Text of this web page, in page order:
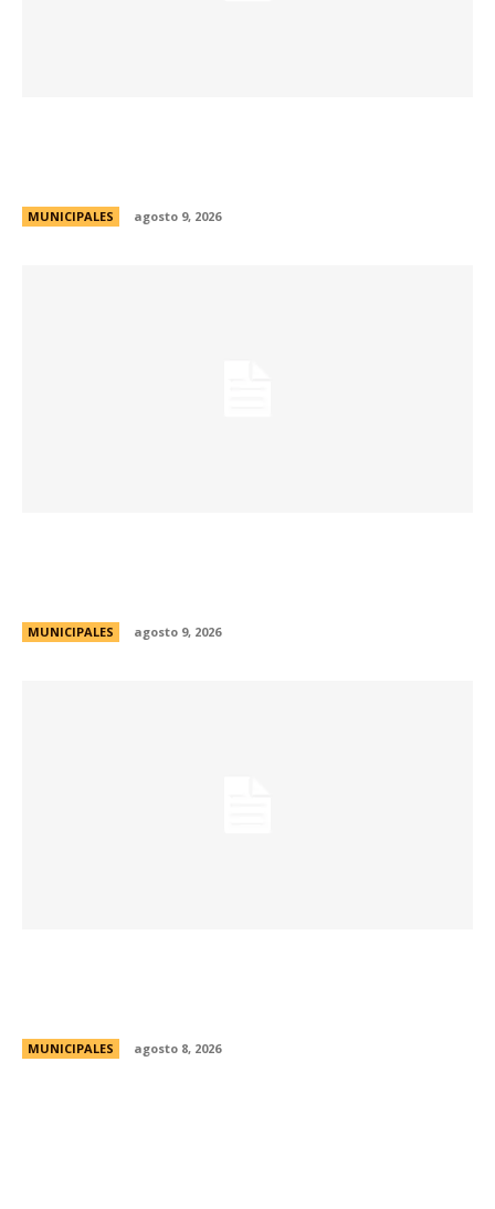
MUNICIPALES agosto 9, 2026
MUNICIPALES agosto 9, 2026
MUNICIPALES agosto 8, 2026